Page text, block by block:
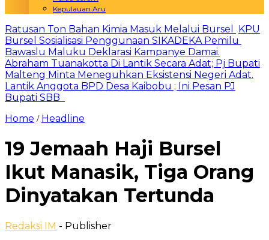
Kepulauan Aru
Ratusan Ton Bahan Kimia Masuk Melalui Bursel
KPU
Bursel Sosialisasi Penggunaan SIKADEKA Pemilu
Bawaslu Maluku Deklarasi Kampanye Damai.
Abraham Tuanakotta Di Lantik Secara Adat; Pj Bupati
Malteng Minta Meneguhkan Eksistensi Negeri Adat.
Lantik Anggota BPD Desa Kaibobu ; Ini Pesan PJ
Bupati SBB
Home / Headline
19 Jemaah Haji Bursel
Ikut Manasik, Tiga Orang
Dinyatakan Tertunda
Redaksi IM - Publisher